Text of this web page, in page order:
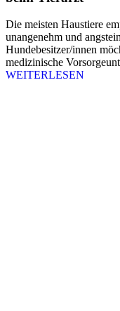
Die meisten Haustiere
unangenehm und
Hundebesitzer/innen
medizinische
WEITERLESEN